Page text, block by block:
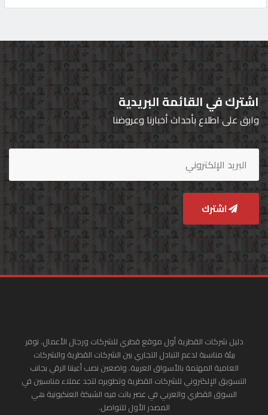
اشترك في القائمة البريدية
وابق على اطلاع بأحداث أخبارنا وعروضنا
اشترك
دليل شركات القطرية أول موقع قطري للشركات ورجال الأعمال. نوفر
بيئة مناسبة لدعم التبادل التجاري بين الشركات القطرية والشركات
العامية المهتمة بالأسواق العربية. واضعين نصب أعيننا الرقي بجانب
التسويق الإلكتروني للشركات القطرية وتطويره لتجد عملاء مناسبين في
السوق القطري والعربي في عصر باتت فيه الشبكة العنكبونية هي
المصدر الأول للتواصل.